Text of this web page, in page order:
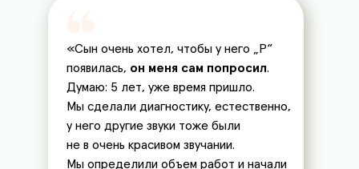
«Сын очень хотел, чтобы у него „Р“
появилась, он меня сам попросил.
Думаю: 5 лет, уже время пришло.
Мы сделали диагностику, естественно,
у него другие звуки тоже были
не в очень красивом звучании.
Мы определили объем работ и начали